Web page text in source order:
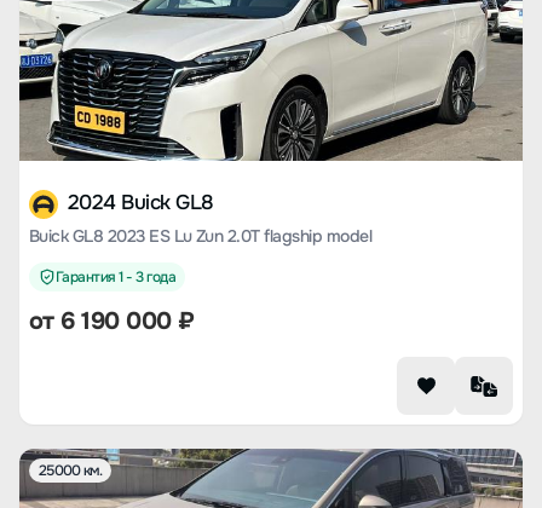
2024 Buick GL8
Buick GL8 2023 ES Lu Zun 2.0T flagship model
Гарантия 1 - 3 года
от 6 190 000₽
25000 км.